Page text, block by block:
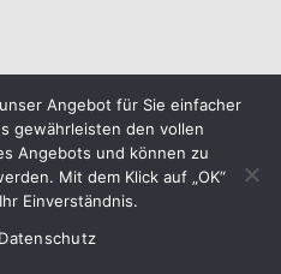
Angebot für Sie einfacher
gewährleisten den vollen
Angebots und können zu
Mit dem Klick auf „OK“
Einverständnis.
Datenschutz